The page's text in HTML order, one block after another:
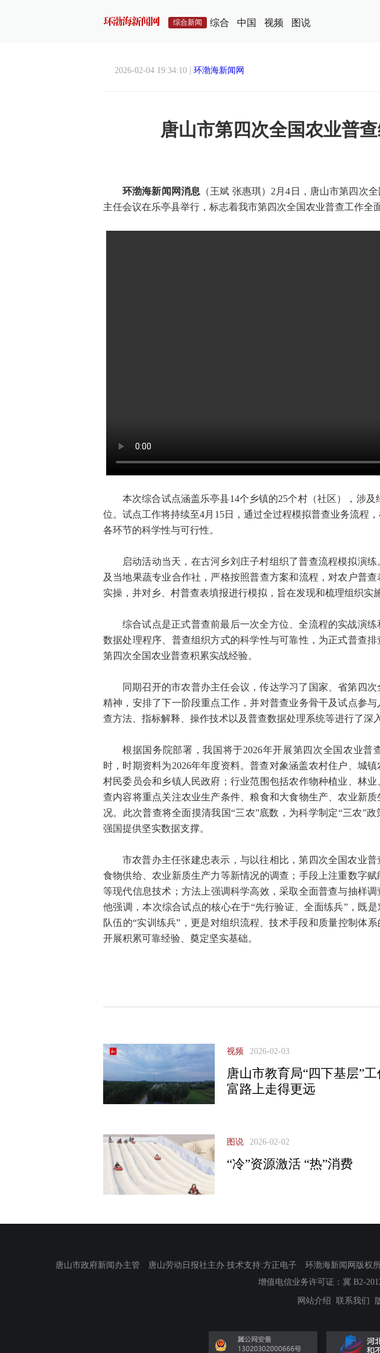
综合新闻 综合 中国 视频 图说
2026-02-04 19:34:10 | 环渤海新闻网
唐山市第四次全国农业普
环渤海新闻网消息 （王斌 张惠琪）2月4日，唐山市第四次
主任会议在乐亭县举行，标志着我市第四次全国农业普查工作全
本次综合试点涵盖乐亭县14个乡镇的25个村（社区），涉及
位。试点工作将持续至4月15日，通过全过程模拟普查业务流程
各环节的科学性与可行性。
启动活动当天，在古河乡刘庄子村组织了普查流程模拟演
及当地果蔬专业合作社，严格按照普查方案和流程，对农户普
实操，并对乡、村普查表填报进行模拟，旨在发现和梳理组织实
综合试点是正式普查前最后一次全方位、全流程的实战演练
数据处理程序、普查组织方式的科学性与可靠性，为正式普查
第四次全国农业普查积累实战经验。
同期召开的市农普办主任会议，传达学习了国家、省第四
精神，安排了下一阶段重点工作，并对普查业务骨干及试点参
查方法、指标解释、操作技术以及普查数据处理系统等进行了深
根据国务院部署，我国将于2026年开展第四次全国农业普
时，时期资料为2026年年度资料。普查对象涵盖农村住户、城
村民委员会和乡镇人民政府；行业范围包括农作物种植业、林
查内容将重点关注农业生产条件、粮食和大食物生产、农业新
况。此次普查将全面摸清我国“三农”底数，为科学制定“三农”
强国提供坚实数据支撑。
市农普办主任张建忠表示，与以往相比，第四次全国农业
食物供给、农业新质生产力等新情况的调查；手段上注重数字
等现代信息技术；方法上强调科学高效，采取全面普查与抽样调
他强调，本次综合试点的核心在于“先行验证、全面练兵”，既
队伍的“实训练兵”，更是对组织流程、技术手段和质量控制体
开展积累可靠经验、奠定坚实基础。
视频 2026-02-03
唐山市教育局“四下基层”
富路上走得更远
图说 2026-02-02
“冷”资源激活 “热”消费
唐山市政府新闻办主管 唐山劳动日报社主办 技术支持:方正电子 环渤海新闻网版权
增值电信业务许可证：冀 B2-
网站介绍 联系我们